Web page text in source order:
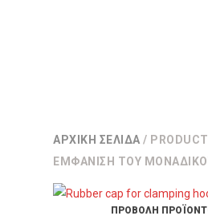
ΑΡΧΙΚΉ ΣΕΛΊΔΑ /
ΕΜΦΆΝΙΣΗ ΤΟΥ
ΠΡΟΒΟΛΉ